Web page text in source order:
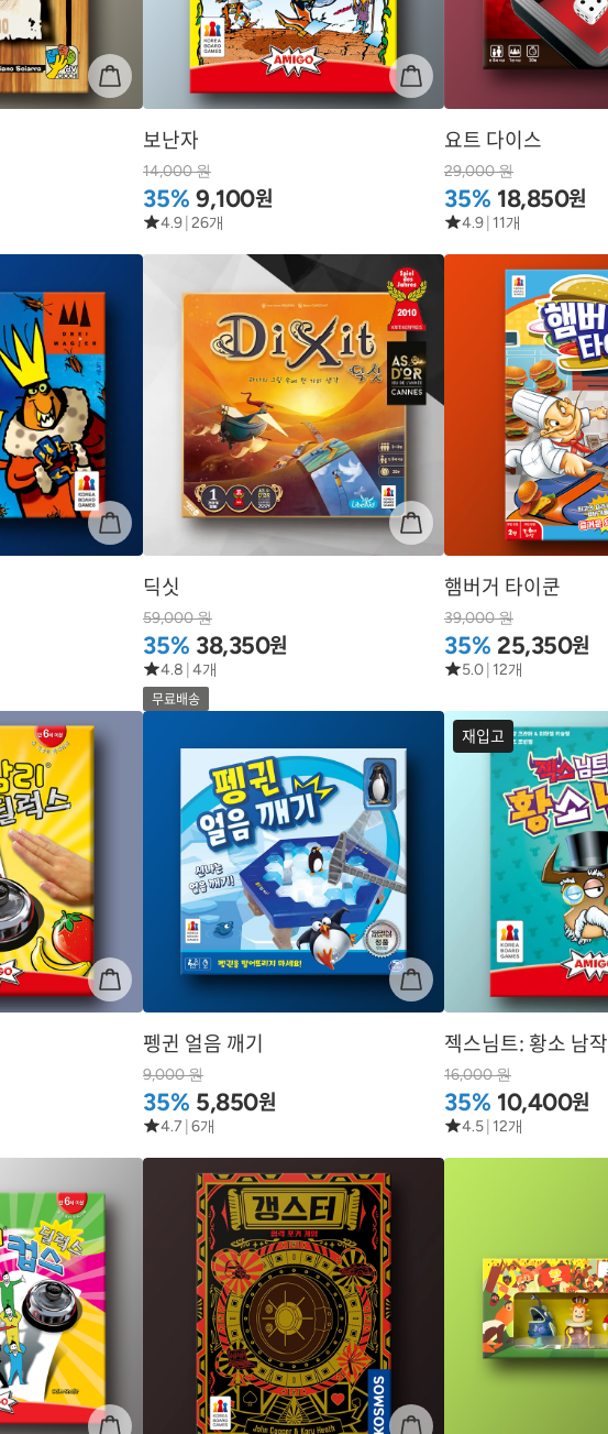
보난자
14,000 원
35% 9,100원
4.9 26개
요트 다이스
29,000 원
35% 18,850원
4.9 11개
딕싯
59,000 원
35% 38,350원
4.8 4개
무료배송
햄버거 타이쿤
39,000 원
35% 25,350원
5.0 12개
펭귄 얼음 깨기
9,000 원
35% 5,850원
4.7 6개
재입고
젝스님트: 황소 남작
16,000 원
35% 10,400원
4.5 12개